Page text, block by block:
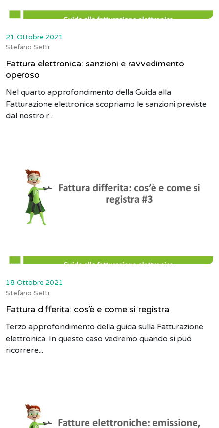
21 Ottobre 2021
Stefano Setti
Fattura elettronica: sanzioni e ravvedimento
operoso
Nel quarto approfondimento della Guida alla
Fatturazione elettronica scopriamo le sanzioni previste
dal nostro r...
18 Ottobre 2021
Stefano Setti
Fattura differita: cos’è e come si registra
Terzo approfondimento della guida sulla Fatturazione
elettronica. In questo caso vedremo quando si può
ricorrere...